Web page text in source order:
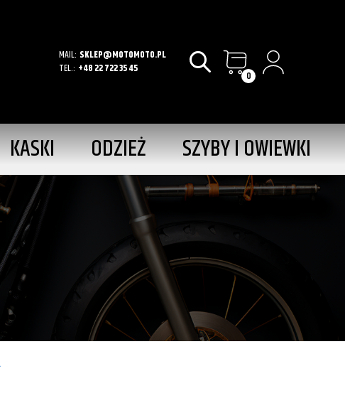
MAIL: SKLEP@MOTOMOTO.PL
TEL.: +48 22 722 35 45 0
KASKI ODZIEŻ SZYBY I OWIEWKI